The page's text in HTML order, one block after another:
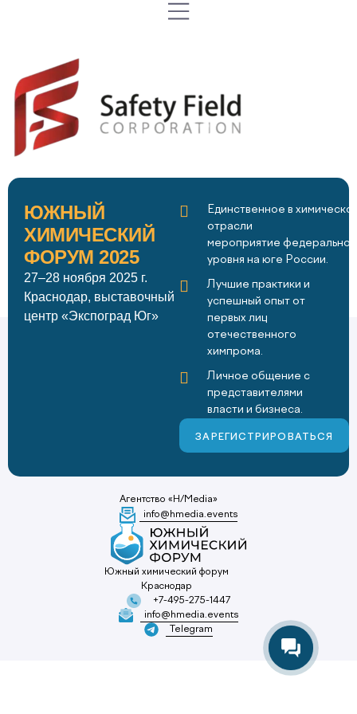
ЮЖНЫЙ
ХИМИЧЕСКИЙ
ФОРУМ 2025
27–28 ноября 2025 г.
Краснодар, выставочный
центр «Экспоград Юг»
Единственное в
отрасли
мероприятие
уровня на юге России.
Лучшие практики и
успешный опыт от
первых лиц
отечественного
химпрома.
Личное общение с
представителями
власти и бизнеса.
ЗАРЕГИСТРИРОВАТЬСЯ
Агентство «H/Media»
info@hmedia.events
Южный химический форум
Краснодар
+7-495-275-1447
info@hmedia.events
Telegram